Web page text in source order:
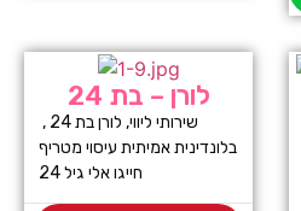
לורן – בת 24
בלונדינית אמיתית עיסוי מטריף
חייגו אלי גיל 24